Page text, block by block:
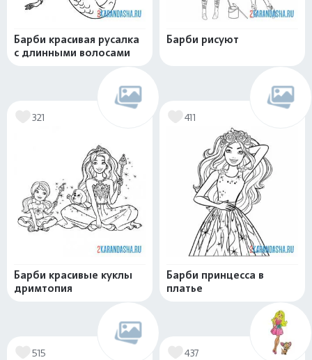
Барби красивая русалка
с длинными волосами
Барби рисуют
321
Барби красивые куклы
дримтопия
411
Барби принцесса в
платье
515 437